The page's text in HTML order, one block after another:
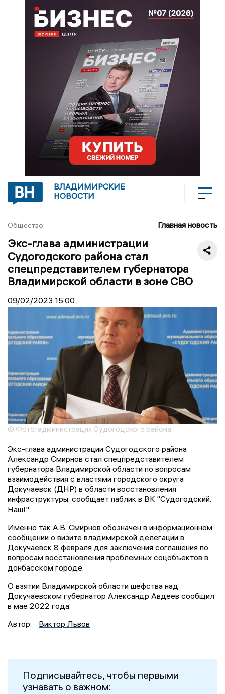
ВЛАДИМИРСКИЕ
НОВОСТИ
Общество Главная новость
Экс-глава администрации
Судогодского района стал
спецпредставителем губернатора
Владимирской области в зоне СВО
09/02/2023 15:00
© Фото: администрация Судогодского района
Экс-глава администрации Судогодского района
Александр Смирнов стал спецпредставителем
губернатора Владимирской области по вопросам
взаимодействия с властями городского округа
Докучаевск (ДНР) в области восстановления
инфраструктуры, сообщает паблик в ВК "Судогодский.
Наш!"
Именно так А.В. Смирнов обозначен в информационном
сообщении о визите владимирской делегации в
Докучаевск 8 февраля для заключения соглашения по
вопросам восстановления проблемных соцобъектов в
донбасском городе.
О взятии Владимирской области шефства над
Докучаевском губернатор Александр Авдеев сообщил
в мае 2022 года.
Автор:
Виктор Львов
Подписывайтесь, чтобы первыми
узнавать о важном: